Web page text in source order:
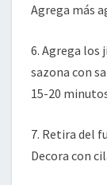
Agrega más
6. Agrega los
sazona con
15-20
7. Retira del
Decora con